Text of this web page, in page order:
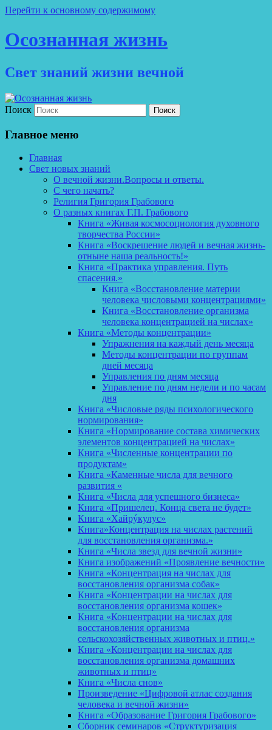
Перейти к основному содержимому
Осознанная жизнь
Свет знаний жизни вечной
Поиск
Главное меню
Главная
Свет новых знаний
О вечной жизни.Вопросы и ответы.
С чего начать?
Религия Григория Грабового
О разных книгах Г.П. Грабового
Книга «Живая космосоциология духовного
творчества России»
Книга «Воскрешение людей и вечная жизнь-
отныне наша реальность!»
Книга «Практика управления. Путь
спасения.»
Книга «Восстановление материи
человека числовыми концентрациями»
Книга «Восстановление организма
человека концентрацией на числах»
Книга «Методы концентрации»
Упражнения на каждый день месяца
Методы концентрации по группам
дней месяца
Управления по дням месяца
Управление по дням недели и по часам
дня
Книга «Числовые ряды психологического
нормирования»
Книга «Нормирование состава химических
элементов концентрацией на числах»
Книга «Численные концентрации по
продуктам»
Книга «Каменные числа для вечного
развития «
Книга «Числа для успешного бизнеса»
Книга «Пришелец. Конца света не будет»
Книга «Хайрýкулус»
Книга»Концентрация на числах растений
для восстановления организма.»
Книга «Числа звезд для вечной жизни»
Книга изображений «Проявление вечности»
Книга «Концентрация на числах для
восстановления организма собак»
Книга «Концентрации на числах для
восстановления организма кошек»
Книга «Концентрации на числах для
восстановления организма
сельскохозяйственных животных и птиц.»
Книга «Концентрации на числах для
восстановления организма домашних
животных и птиц»
Книга «Числа снов»
Произведение «Цифровой атлас создания
человека и вечной жизни»
Книга «Образование Григория Грабового»
Сборник семинаров «Структуризация